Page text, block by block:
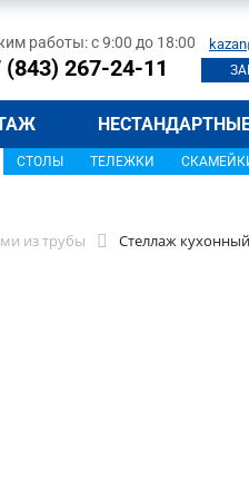
работы: с 9:00 до 18:00
(843) 267-24-11
СТОЛЫ ТЕЛЕЖКИ
из трубы Стеллаж